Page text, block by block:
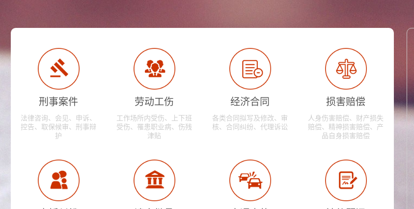
刑事案件
法律咨询、会见、申诉、
控告、取保候审、刑事辩
护
劳动工伤
工作场所内受伤、上下班
受伤、罹患职业病、伤残
津贴
经济合同
各类合同拟写及修改、审
核、合同纠纷、代理诉讼
损害赔偿
人身伤害赔偿、财产损失
赔偿、精神损害赔偿、产
品自身损害赔偿